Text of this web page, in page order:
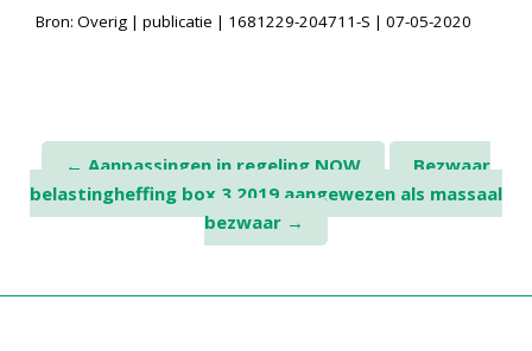
Bron: Overig | publicatie | 1681229-204711-S | 07-05-2020
Post
navigation
← Aanpassingen in regeling NOW
Bezwaar
belastingheffing box 3 2019 aangewezen als massaal
bezwaar →